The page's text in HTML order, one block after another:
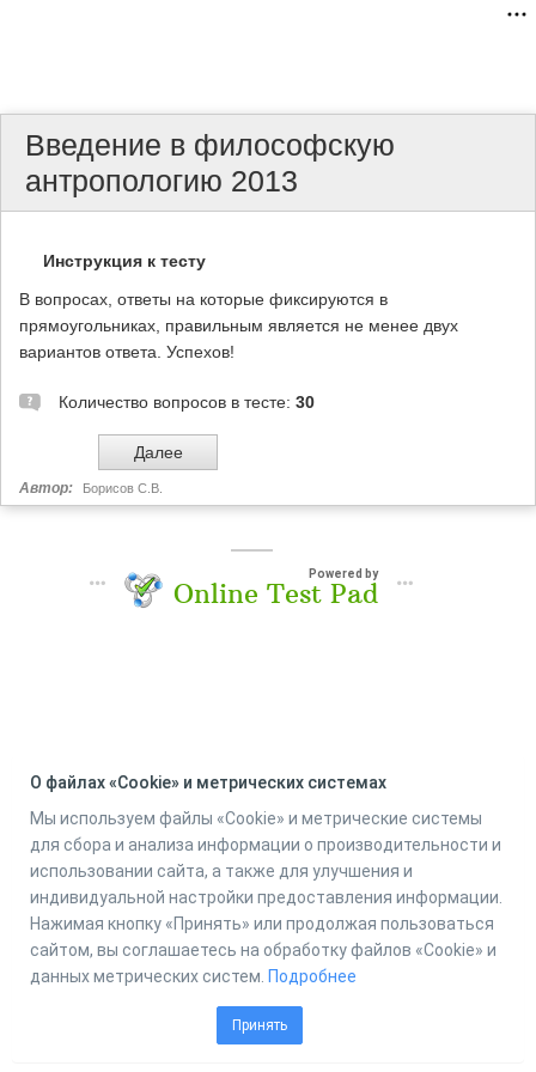
Введение в философскую
антропологию 2013
Инструкция к тесту
В вопросах, ответы на которые фиксируются в
прямоугольниках, правильным является не менее двух
вариантов ответа. Успехов!
Количество вопросов в тесте: 30
Автор: Борисов С.В.
Powered by
Online Test Pad
О файлах «Cookie» и метрических системах
Мы используем файлы «Cookie» и метрические системы
для сбора и анализа информации о производительности и
использовании сайта, а также для улучшения и
индивидуальной настройки предоставления информации.
Нажимая кнопку «Принять» или продолжая пользоваться
сайтом, вы соглашаетесь на обработку файлов «Cookie» и
данных метрических систем. Подробнее
Принять